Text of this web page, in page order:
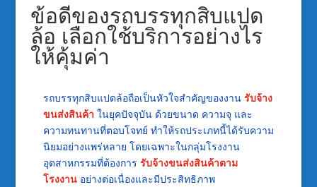
ข้อดีของรถบรรทุกสิบแปด
ล้อ เลือกใช้บริการอย่างไร
ให้คุ้มค่า
รถบรรทุกสิบแปดล้อถือเป็นหัวใจสำคัญของงาน รับจ้าง
ขนส่งสินค้า ในยุคปัจจุบัน ด้วยขนาด ความจุ และ
ความทนทานที่ตอบโจทย์ ทำให้รถประเภทนี้ได้รับความ
นิยมอย่างแพร่หลาย โดยเฉพาะในกลุ่มโรงงาน
อุตสาหกรรมที่ต้องการ รับจ้างขนส่งสินค้าตาม
โรงงานอย่างต่อเนื่องและมีประสิทธิภาพ